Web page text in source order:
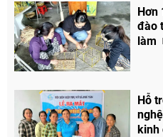
Hơn
đào
làm
Hỗ
kinh